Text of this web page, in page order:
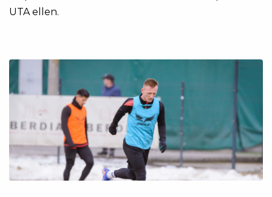
UTA ellen.